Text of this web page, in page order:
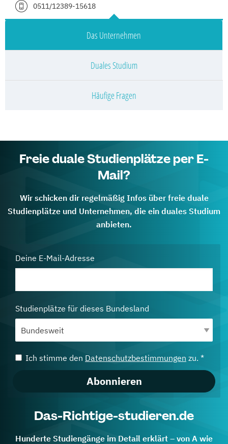
0511/12389-15618
Das Unternehmen
Duales Studium
Häufige Fragen
Freie duale Studienplätze per E-
Mail?
Wir schicken dir regelmäßig Infos über freie duale
Studienplätze und Unternehmen, die ein duales Studium
anbieten.
Deine E-Mail-Adresse
Studienplätze für dieses Bundesland
Ich stimme den Datenschutzbestimmungen zu. *
Abonnieren
Das-Richtige-studieren.de
Hunderte Studiengänge im Detail erklärt – von A wie